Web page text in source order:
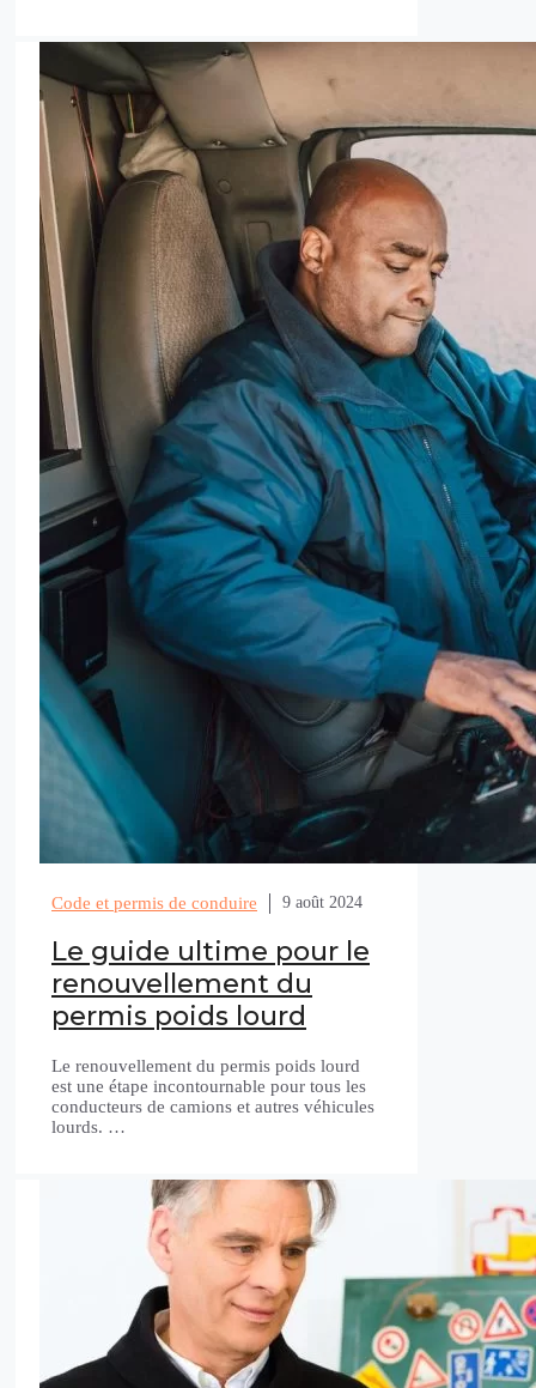
Code et permis de conduire 9 août 2024
Le guide ultime pour le
renouvellement du
permis poids lourd
Le renouvellement du permis poids lourd
est une étape incontournable pour tous les
conducteurs de camions et autres véhicules
lourds. …